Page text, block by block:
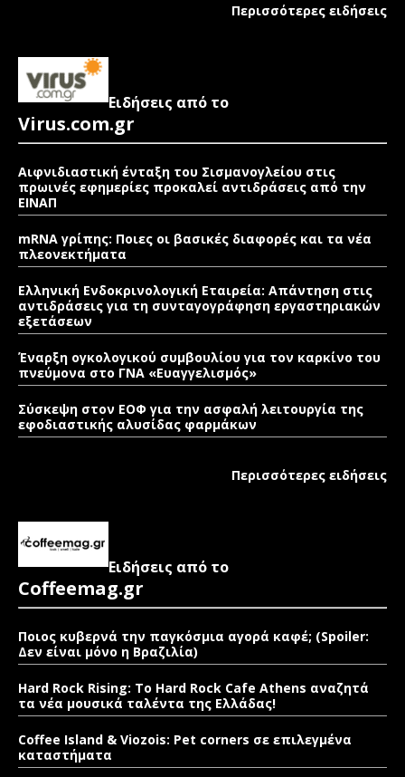
Περισσότερες ειδήσεις
Ειδήσεις από το
Virus.com.gr
Αιφνιδιαστική ένταξη του Σισμανογλείου στις
πρωινές εφημερίες προκαλεί αντιδράσεις από την
ΕΙΝΑΠ
mRNA γρίπης: Ποιες οι βασικές διαφορές και τα νέα
πλεονεκτήματα
Ελληνική Ενδοκρινολογική Εταιρεία: Απάντηση στις
αντιδράσεις για τη συνταγογράφηση εργαστηριακών
εξετάσεων
Έναρξη ογκολογικού συμβουλίου για τον καρκίνο του
πνεύμονα στο ΓΝΑ «Ευαγγελισμός»
Σύσκεψη στον ΕΟΦ για την ασφαλή λειτουργία της
εφοδιαστικής αλυσίδας φαρμάκων
Περισσότερες ειδήσεις
Ειδήσεις από το
Coffeemag.gr
Ποιος κυβερνά την παγκόσμια αγορά καφέ; (Spoiler:
Δεν είναι μόνο η Βραζιλία)
Hard Rock Rising: Το Hard Rock Cafe Athens αναζητά
τα νέα μουσικά ταλέντα της Ελλάδας!
Coffee Island & Viozois: Pet corners σε επιλεγμένα
καταστήματα